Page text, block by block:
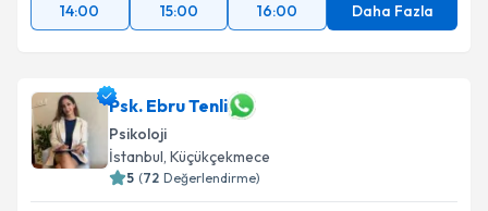
14:00
15:00 16:00 Daha Fazla
Psk. Ebru Tenli
Psikoloji
İstanbul, Küçükçekmece
5 (72 Değerlendirme)